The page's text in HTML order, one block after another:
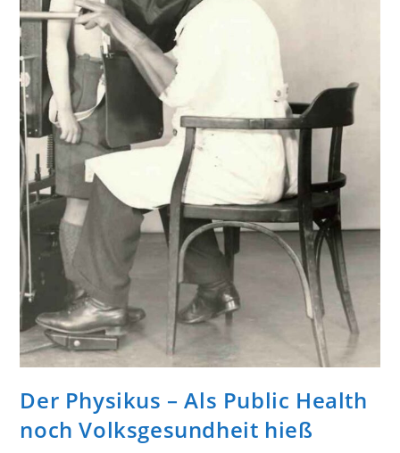
Der Physikus – Als Public Health
noch Volksgesundheit hieß